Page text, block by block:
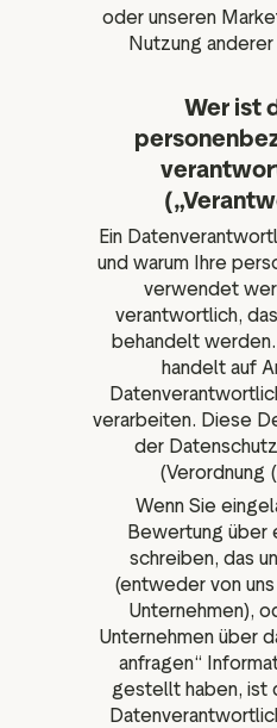
oder unseren
Nutzung
Wer ist
Ein
und warum Ihre
verwendet
verantwortlich,
behandelt
handelt auf
verarbeiten. Diese
der
(Verordnung
Wenn Sie
Bewertung über
schreiben, das
(entweder von
Unternehmen),
Unternehmen über
anfragen“
gestellt haben, ist